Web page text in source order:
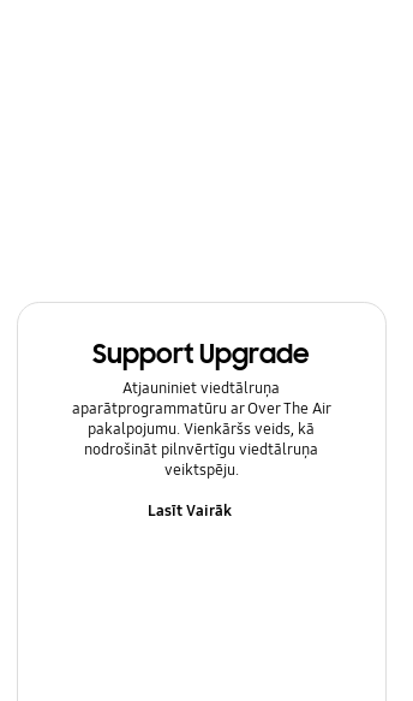
Support Upgrade
Atjauniniet viedtālruņa
aparātprogrammatūru ar Over The Air
pakalpojumu. Vienkāršs veids, kā
nodrošināt pilnvērtīgu viedtālruņa
veiktspēju.
Lasīt Vairāk